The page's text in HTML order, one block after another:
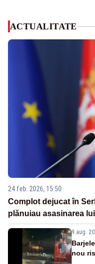
ACTUALITATE
24 feb. 2026, 15:50
Complot dejucat în
plănuiau asasinarea
9 aug.
nou